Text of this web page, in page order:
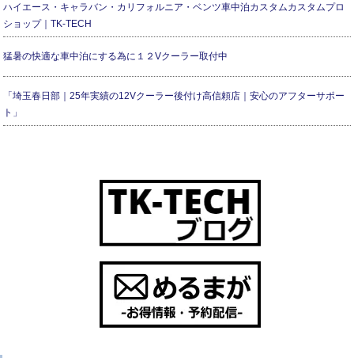
ハイエース・キャラバン・カリフォルニア・ベンツ車中泊カスタムカスタムプロ
ショップ｜TK-TECH
猛暑の快適な車中泊にする為に１２Vクーラー取付中
「埼玉春日部｜25年実績の12Vクーラー後付け高信頼店｜安心のアフターサポー
ト」